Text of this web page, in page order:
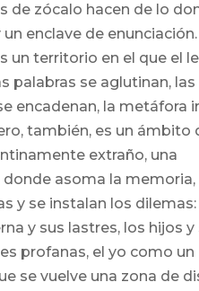
de zócalo hacen de lo
enclave de
un territorio en el que el
palabras se aglutinan, las
encadenan, la metáfora
también, es un ámbito
extraño, una
donde asoma la memoria,
y se instalan los dilemas:
y sus lastres, los hijos y
profanas, el yo como un
se vuelve una zona de